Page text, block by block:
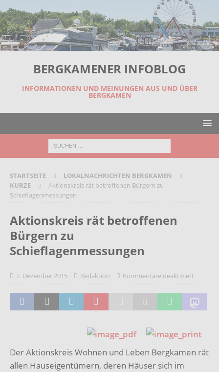
BERGKAMENER INFOBLOG
INFORMATIONEN UND MEINUNGEN AUS UND ÜBER
BERGKAMEN
STARTSEITE
LOKALNACHRICHTEN BERGKAMEN
KURZE
Aktionskreis rät betroffenen Bürgern zu
Schieflagenmessungen
Aktionskreis rät betroffenen
Bürgern zu
Schieflagenmessungen
2. Dezember 2015 Redaktion Kommentare deaktiviert
Der Aktionskreis Wohnen und Leben Bergkamen rät
allen Hauseigentümern, deren Häuser sich im